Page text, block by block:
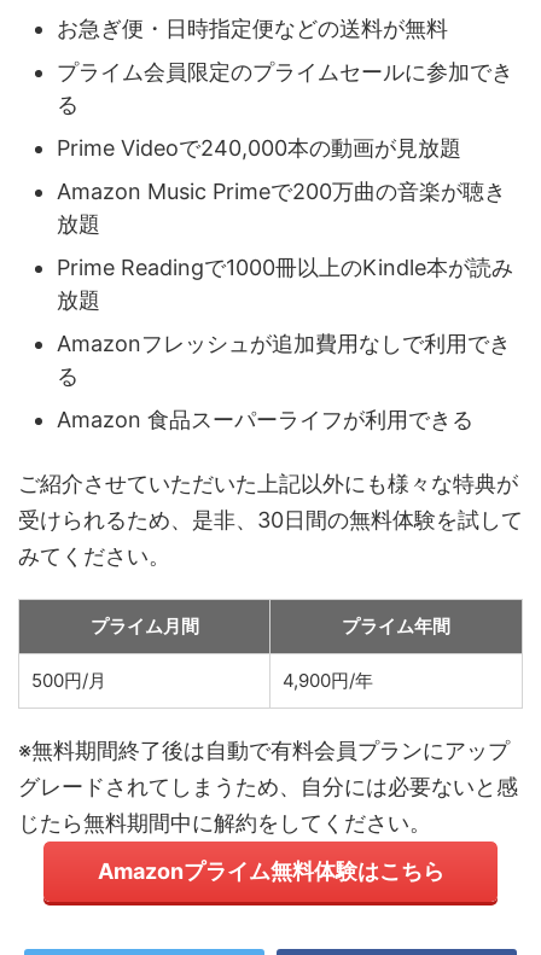
お急ぎ便・日時指定便などの送料が無料
プライム会員限定のプライムセールに参加でき
る
Prime Videoで240,000本の動画が見放題
Amazon Music Primeで200万曲の音楽が聴き
放題
Prime Readingで1000冊以上のKindle本が読み
放題
Amazonフレッシュが追加費用なしで利用でき
る
Amazon 食品スーパーライフが利用できる
ご紹介させていただいた上記以外にも様々な特典が
受けられるため、是非、30日間の無料体験を試して
みてください。
プライム月間 プライム年間
500円/月 4,900円/年
※無料期間終了後は自動で有料会員プランにアップ
グレードされてしまうため、自分には必要ないと感
じたら無料期間中に解約をしてください。
Amazonプライム無料体験はこちら